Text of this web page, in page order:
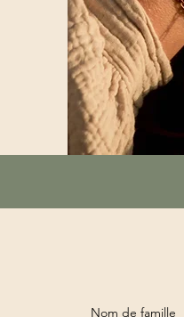
Nom de famille